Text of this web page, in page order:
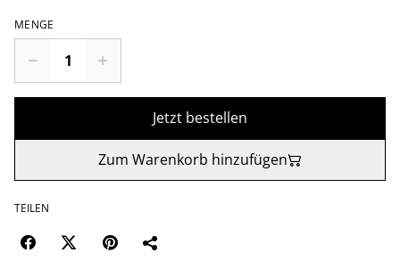
MENGE
Jetzt bestellen
Zum Warenkorb hinzufügen
TEILEN